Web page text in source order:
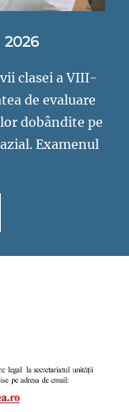
2026
clasei a VIII-
de evaluare
dobândite pe
Examenul